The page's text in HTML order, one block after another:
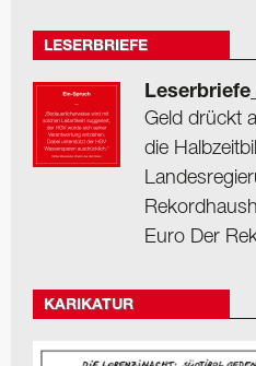
LESERBRIEFE
Geld drückt
die
Euro Der
KARIKATUR